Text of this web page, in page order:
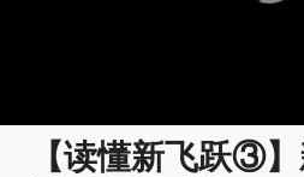
【读懂新飞跃③